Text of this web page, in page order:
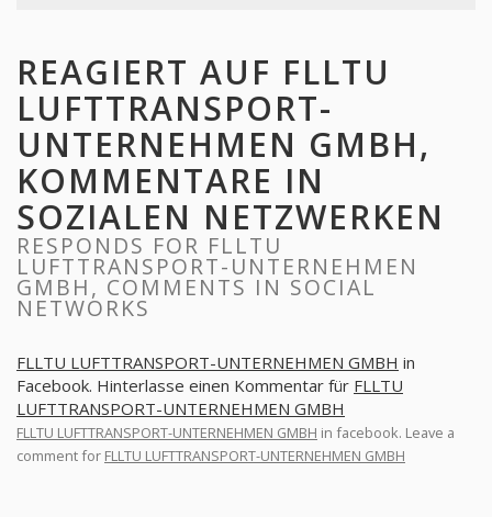
REAGIERT AUF FLLTU
LUFTTRANSPORT-
UNTERNEHMEN GMBH,
KOMMENTARE IN
SOZIALEN NETZWERKEN
RESPONDS FOR FLLTU
LUFTTRANSPORT-UNTERNEHMEN
GMBH, COMMENTS IN SOCIAL
NETWORKS
FLLTU LUFTTRANSPORT-UNTERNEHMEN GMBH in
Facebook. Hinterlasse einen Kommentar für FLLTU
LUFTTRANSPORT-UNTERNEHMEN GMBH
FLLTU LUFTTRANSPORT-UNTERNEHMEN GMBH in facebook. Leave a
comment for FLLTU LUFTTRANSPORT-UNTERNEHMEN GMBH